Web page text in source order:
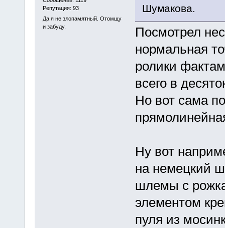
Репутация: 93
Да я не злопамятный. Отомщу
и забуду.
Шумакова.
Посмотрел
нормальная
ролики
всего в
Но вот сама
Ну вот
на немецкий
шлемы с
элементом
пуля из